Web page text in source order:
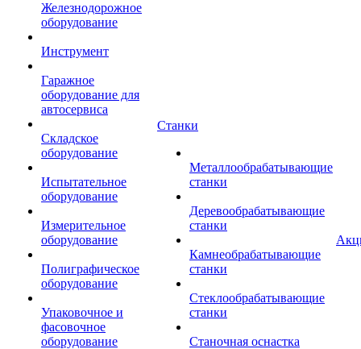
Железнодорожное
оборудование
Инструмент
Гаражное
оборудование для
автосервиса
Складское
оборудование
Испытательное
оборудование
Измерительное
оборудование
Полиграфическое
оборудование
Упаковочное и
фасовочное
оборудование
Станки
Металлообрабатывающие
станки
Деревообрабатывающие
станки
Камнеобрабатывающие
станки
Стеклообрабатывающие
станки
Станочная оснастка